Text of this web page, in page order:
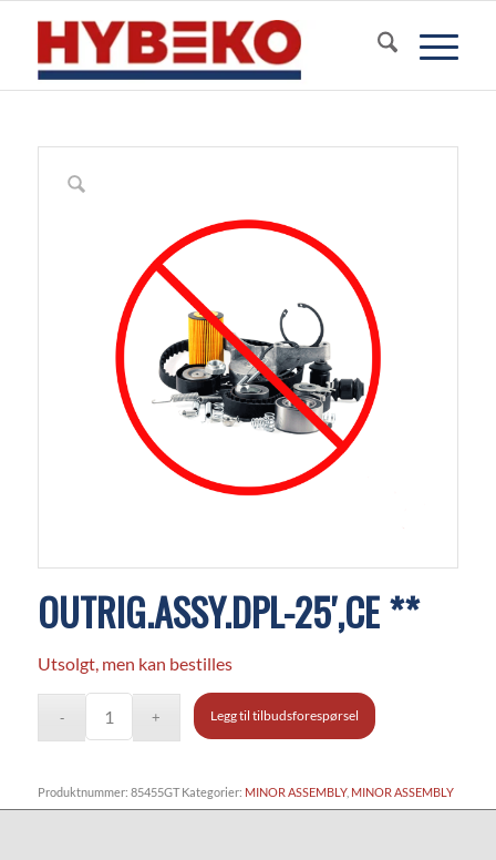
OUTRIG.ASSY.DPL-25′,CE **
Utsolgt, men kan bestilles
Legg til tilbudsforespørsel
Produktnummer: 85455GT Kategorier: MINOR ASSEMBLY, MINOR ASSEMBLY